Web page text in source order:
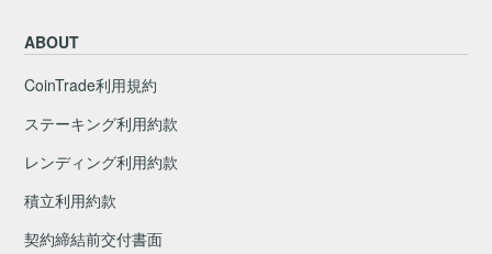
ABOUT
CoinTrade利用規約
ステーキング利用約款
レンディング利用約款
積立利用約款
契約締結前交付書面